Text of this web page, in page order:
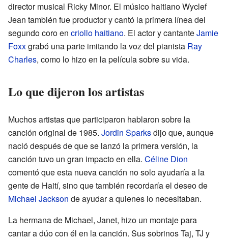
director musical Ricky Minor. El músico haitiano Wyclef
Jean también fue productor y cantó la primera línea del
segundo coro en criollo haitiano. El actor y cantanteJamie
Foxxgrabó una parte imitando la voz del pianista Ray
Charles, como lo hizo en la película sobre su vida.
Lo que dijeron los artistas
Muchos artistas que participaron hablaron sobre la
canción original de 1985. Jordin Sparksdijo que, aunque
nació después de que se lanzó la primera versión, la
canción tuvo un gran impacto en ella. Céline Dion
comentó que esta nueva canción no solo ayudaría a la
gente de Haití, sino que también recordaría el deseo de
Michael Jackson de ayudar a quienes lo necesitaban.
La hermana de Michael, Janet, hizo un montaje para
cantar a dúo con él en la canción. Sus sobrinos Taj, TJ y